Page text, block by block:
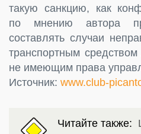
такую санкцию, как
по мнению автора
составлять случаи
транспортным
не имеющим права
Источник: www.club-
Читайте также: